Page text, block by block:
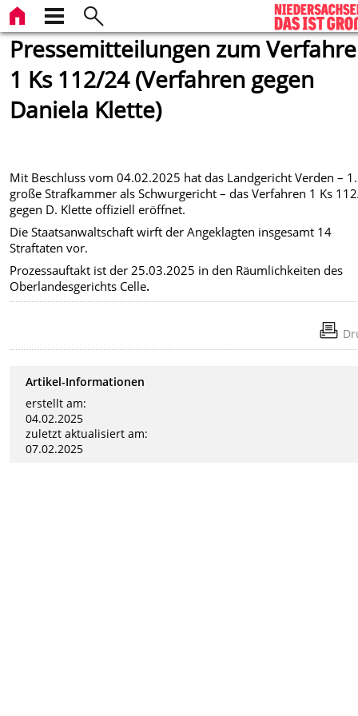
Pressemitteilungen zum
1 Ks 112/24 (Verfahren gegen
Daniela Klette)
Mit Beschluss vom 04.02.2025 hat das Landgericht Verden – 1.
große Strafkammer als Schwurgericht – das Verfahren 1 Ks
gegen D. Klette offiziell eröffnet.
Die Staatsanwaltschaft wirft der Angeklagten insgesamt 14
Straftaten vor.
Prozessauftakt ist der 25.03.2025 in den Räumlichkeiten des
Oberlandesgerichts Celle.
Artikel-Informationen
erstellt am:
04.02.2025
zuletzt aktualisiert am:
07.02.2025